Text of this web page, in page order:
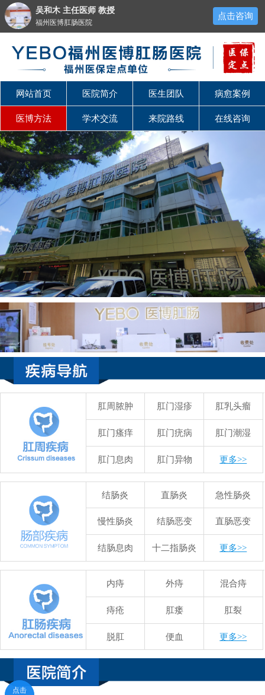
网站首页 医院简介 医生团队 病愈案例
医博方法 学术交流 来院路线 在线咨询
肛周脓肿 肛门湿疹 肛乳头瘤
肛门瘙痒 肛门疣病 肛门潮湿
肛门息肉 肛门异物 更多>>
结肠炎 直肠炎 急性肠炎
慢性肠炎 结肠恶变 直肠恶变
结肠息肉 十二指肠炎 更多>>
内痔 外痔 混合痔
痔疮 肛瘘 肛裂
脱肛 便血 更多>>
点击
点击
吴和木 主任医师 教授
福州医博肛肠医院
点击咨询